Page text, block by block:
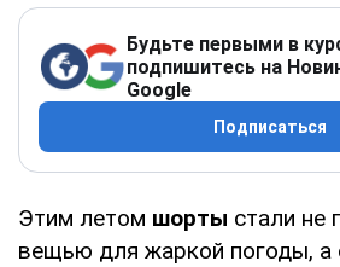
Будьте первыми в
подпишитесь на
Google
Подписаться
Этим летом шорты стали не
вещью для жаркой погоды, а